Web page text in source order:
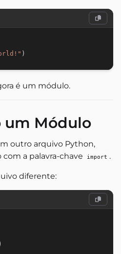
)
é um módulo.
Módulo
outro arquivo Python,
a palavra-chave
import .
diferente:
)